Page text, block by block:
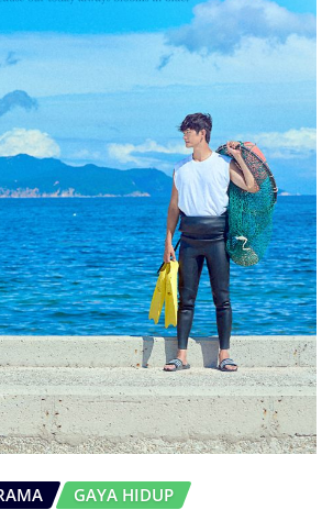
GAYA HIDUP